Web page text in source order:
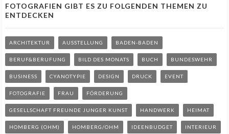
FOTOGRAFIEN GIBT ES ZU FOLGENDEN THEMEN ZU
ENTDECKEN
ARCHITEKTUR AUSSTELLUNG BADEN-BADEN
BERUF&BERUFUNG BILD DES MONATS BUCH BUNDESWEHR
BUSINESS CYANOTYPIE DESIGN DRUCK EVENT
FOTOGRAFIE FRAU FÖRDERUNG
GESELLSCHAFT FREUNDE JUNGER KUNST HANDWERK HEIMAT
HOMBERG (OHM) HOMBERG/OHM IDEENBUDGET INTERIEUR